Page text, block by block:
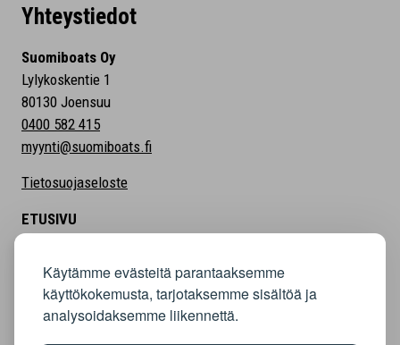
Käytämme evästeitä parantaaksemme
käyttökokemusta, tarjotaksemme sisältöä ja
analysoidaksemme liikennettä.
Yhteystiedot
Suomiboats Oy
Lylykoskentie 1
80130 Joensuu
0400 582 415
myynti@suomiboats.fi
Tietosuojaseloste
ETUSIVU
HINNASTO
RAHOITUS
UUTISET